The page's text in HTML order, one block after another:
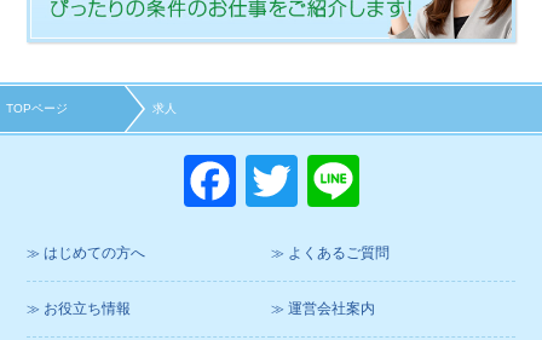
TOPページ 求人
F
a
e
b
T
wi
tt
er
e
はじめての方へ よくあるご質問
お役立ち情報 運営会社案内